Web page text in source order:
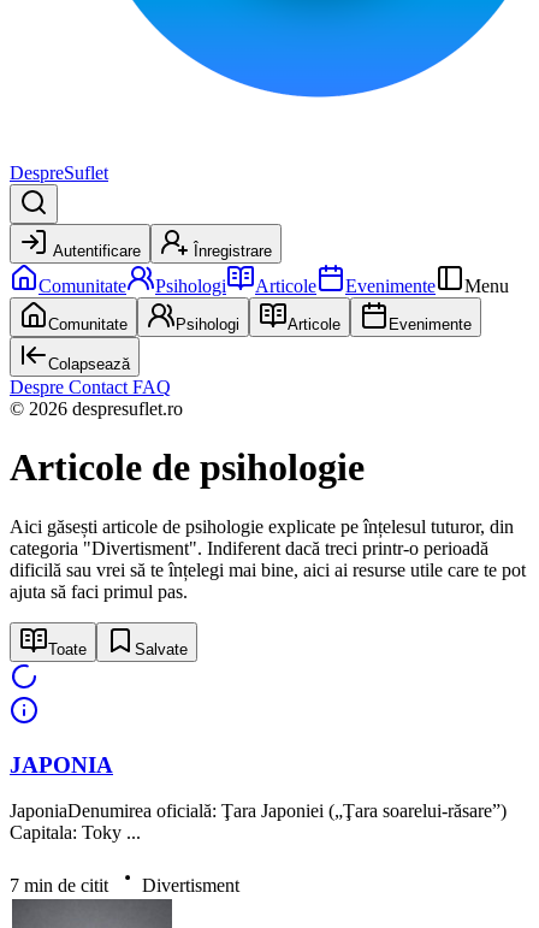
DespreSuflet
Autentificare Înregistrare
Comunitate Psihologi Articole Evenimente Menu
Comunitate Psihologi Articole Evenimente
Colapsează
Despre Contact FAQ
© 2026 despresuflet.ro
Articole de psihologie
Aici găsești articole de psihologie explicate pe înțelesul tuturor, din
categoria "Divertisment". Indiferent dacă treci printr-o perioadă
dificilă sau vrei să te înțelegi mai bine, aici ai resurse utile care te pot
ajuta să faci primul pas.
Toate Salvate
JAPONIA
JaponiaDenumirea oficială: Ţara Japoniei („Ţara soarelui-răsare”)
Capitala: Toky ...
7 min de citit Divertisment